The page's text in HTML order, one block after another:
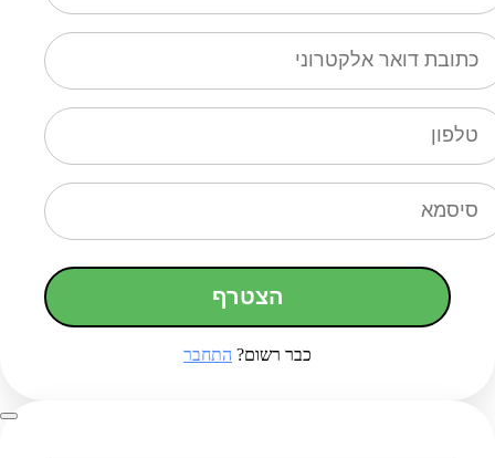
הצטרף
כבר רשום? התחבר